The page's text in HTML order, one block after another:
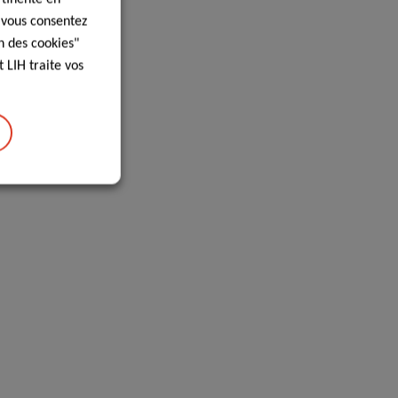
consentez
des cookies"
LIH traite vos